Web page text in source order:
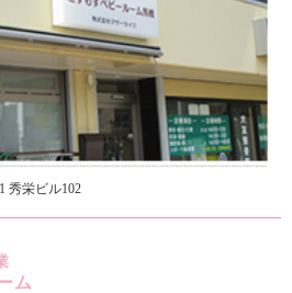
秀栄ビル102
ム